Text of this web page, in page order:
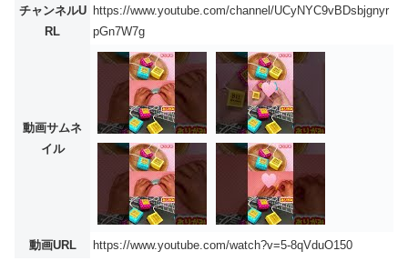
チャンネルU
RL
https://www.youtube.com/channel/UCyNYC9vBDsbjgnyr
pGn7W7g
動画サムネ
イル
動画URL https://www.youtube.com/watch?v=5-8qVduO150